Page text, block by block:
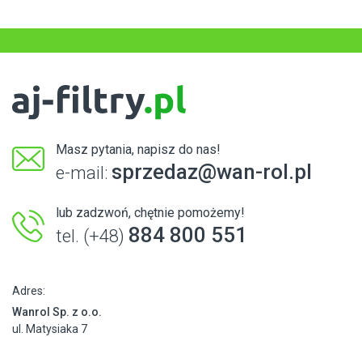
Masz pytania, napisz do nas!
e-mail: sprzedaz@wan-rol.pl
lub zadzwoń, chętnie pomożemy!
tel. (+48) 884 800 551
Adres:
Wanrol Sp. z o.o.
ul. Matysiaka 7